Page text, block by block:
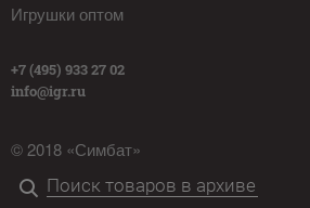
Игрушки оптом
+7 (495) 933 27 02
info@igr.ru
© 2018 «Симбат»